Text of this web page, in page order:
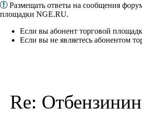
Размещать ответы на сообщения
площадки NGE.RU.
Если вы абонент торговой
Если вы не являетесь абонентом
Re: